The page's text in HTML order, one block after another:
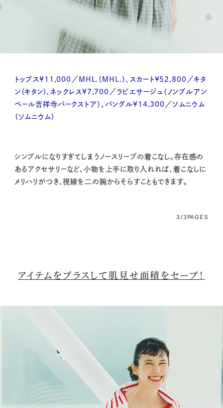
トップス¥11,000／MHL.（MHL.）、スカート¥52,800／キタ
ン（キタン)、ネックレス¥7,700／ラピエサージュ（ノンブルアン
ペール吉祥寺パークストア）、バングル¥14,300／ソムニウム
（ソムニウム)
シンプルになりすぎてしまうノースリーブの着こなし。存在感の
あるアクセサリーなど、小物を上手に取り入れれば、着こなしに
メリハリがつき、視線を二の腕からそらすこともできます。
3/3PAGES
アイテムをプラスして肌見せ面積をセーブ！